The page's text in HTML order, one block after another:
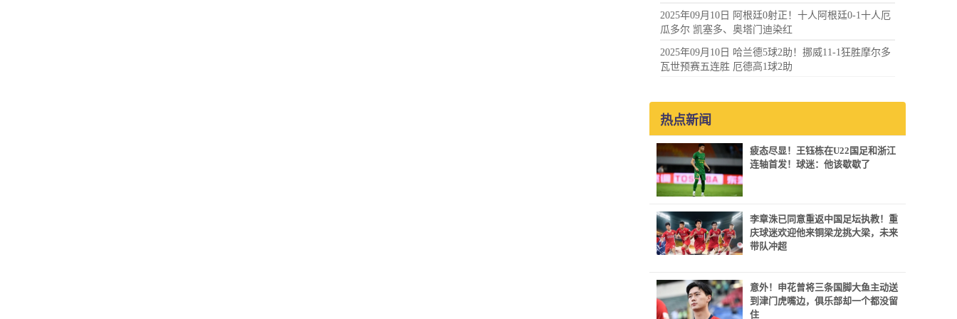
2025年09月10日 阿根廷0射正！十人阿根廷0-1十人厄
瓜多尔 凯塞多、奥塔门迪染红
2025年09月10日 哈兰德5球2助！挪威11-1狂胜摩尔多
瓦世预赛五连胜 厄德高1球2助
热点新闻
疲态尽显！王钰栋在U22国足和浙江
连轴首发！球迷：他该歇歇了
李章洙已同意重返中国足坛执教！重
庆球迷欢迎他来铜梁龙挑大梁，未来
带队冲超
意外！申花曾将三条国脚大鱼主动送
到津门虎嘴边，俱乐部却一个都没留
住